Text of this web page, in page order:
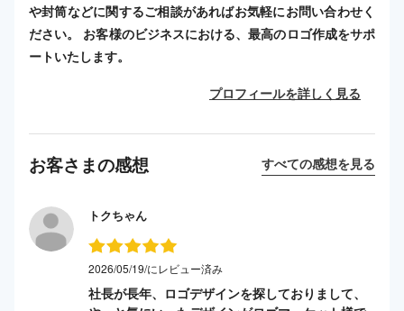
や封筒などに関するご相談があればお気軽にお問い合わせく
ださい。 お客様のビジネスにおける、最高のロゴ作成をサポ
ートいたします。
プロフィールを詳しく見る
お客さまの感想 すべての感想を見る
トクちゃん
2026/05/19/にレビュー済み
社長が長年、ロゴデザインを探しておりまして、